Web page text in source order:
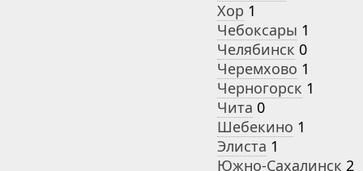
Хор 1
Чебоксары 1
Челябинск 0
Черемхово 1
Черногорск 1
Чита 0
Шебекино 1
Элиста 1
Южно-Сахалинск 2